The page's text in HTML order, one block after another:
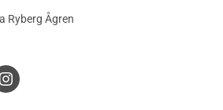
Behandlat
Fingerskarvat
Fingerskarvat Obehandlat
Ryberg Ågren